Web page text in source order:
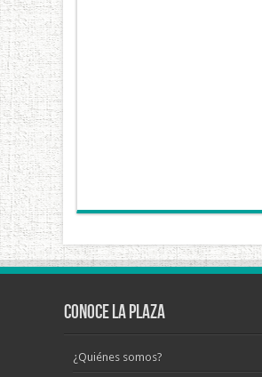
Conoce La Plaza
¿Quiénes somos?